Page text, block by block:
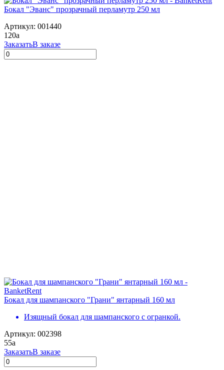
Бокал "Эванс" прозрачный перламутр 250 мл
Артикул: 001440
120a
ЗаказатьВ заказе
Бокал для шампанского "Грани" янтарный 160 мл
Изящный бокал для шампанского с огранкой.
Артикул: 002398
55a
ЗаказатьВ заказе